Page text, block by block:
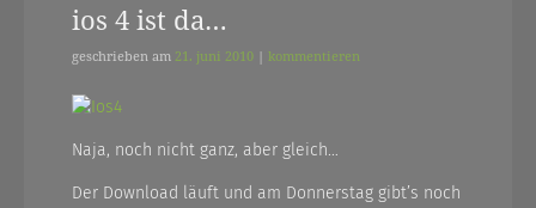
dem
odenwald
zwischendurch
ios 4 ist da…
geschrieben am 21. juni 2010 | kommentieren
Naja, noch nicht ganz, aber gleich…
Der Download läuft und am Donnerstag gibt’s noch